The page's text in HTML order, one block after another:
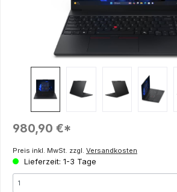
Regulärer Preis:
980,90 €*
Preis inkl. MwSt. zzgl. Versandkosten
Lieferzeit: 1-3 Tage